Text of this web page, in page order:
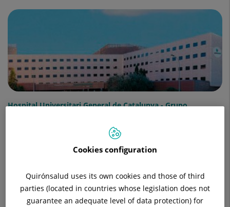
Hospital Universitari General de Catalunya - Grupo
Cookies configuration
Quirónsalud uses its own cookies and those of third
parties (located in countries whose legislation does not
guarantee an adequate level of data protection) for